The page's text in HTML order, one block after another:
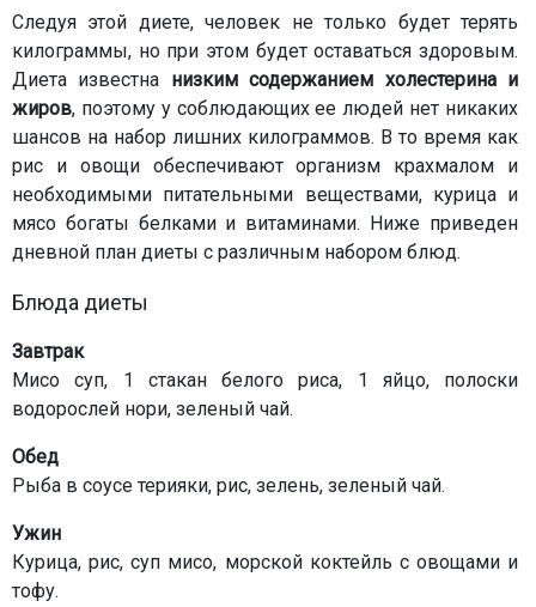
Следуя этой диете, человек не только будет терять
килограммы, но при этом будет оставаться здоровым.
Диета известна низким содержанием холестерина и
жиров, поэтому у соблюдающих ее людей нет никаких
шансов на набор лишних килограммов. В то время как
рис и овощи обеспечивают организм крахмалом и
необходимыми питательными веществами, курица и
мясо богаты белками и витаминами. Ниже приведен
дневной план диеты с различным набором блюд.
Блюда диеты
Завтрак
Мисо суп, 1 стакан белого риса, 1 яйцо, полоски
водорослей нори, зеленый чай.
Обед
Рыба в соусе терияки, рис, зелень, зеленый чай.
Ужин
Курица, рис, суп мисо, морской коктейль с овощами и
тофу.